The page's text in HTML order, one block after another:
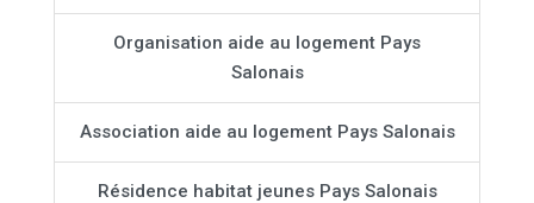
Organisation aide au logement Pays
Salonais
Association aide au logement Pays Salonais
Résidence habitat jeunes Pays Salonais